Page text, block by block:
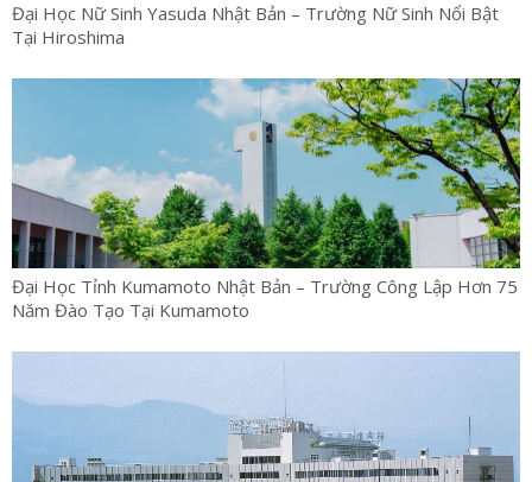
Đại Học Nữ Sinh Yasuda Nhật Bản – Trường Nữ Sinh Nổi Bật
Tại Hiroshima
Đại Học Tỉnh Kumamoto Nhật Bản – Trường Công Lập Hơn 75
Năm Đào Tạo Tại Kumamoto